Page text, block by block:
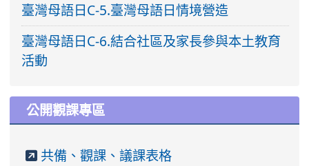
臺灣母語日C-5.臺灣母語日情境營造
臺灣母語日C-6.結合社區及家長參與本土教育
活動
公開觀課專區
共備、觀課、議課表格